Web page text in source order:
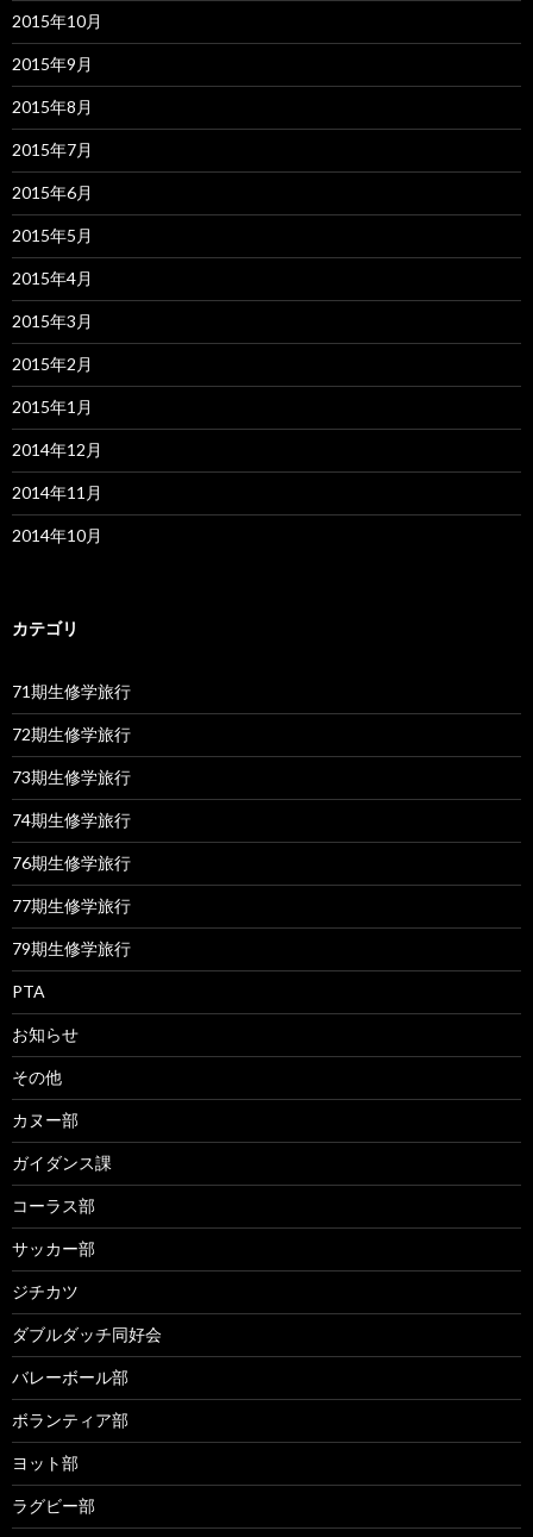
2015年10月
2015年9月
2015年8月
2015年7月
2015年6月
2015年5月
2015年4月
2015年3月
2015年2月
2015年1月
2014年12月
2014年11月
2014年10月
カテゴリ
71期生修学旅行
72期生修学旅行
73期生修学旅行
74期生修学旅行
76期生修学旅行
77期生修学旅行
79期生修学旅行
PTA
お知らせ
その他
カヌー部
ガイダンス課
コーラス部
サッカー部
ジチカツ
ダブルダッチ同好会
バレーボール部
ボランティア部
ヨット部
ラグビー部